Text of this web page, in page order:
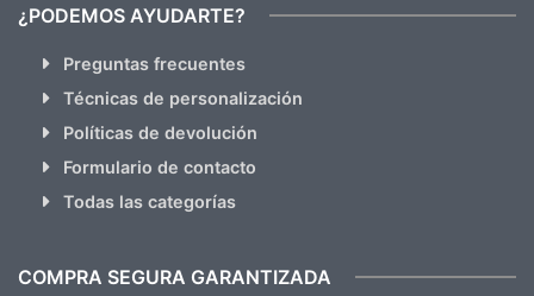
¿PODEMOS AYUDARTE?
Preguntas frecuentes
Técnicas de personalización
Políticas de devolución
Formulario de contacto
Todas las categorías
COMPRA SEGURA GARANTIZADA